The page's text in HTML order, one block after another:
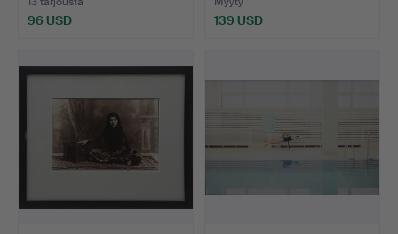
96 USD 139 USD